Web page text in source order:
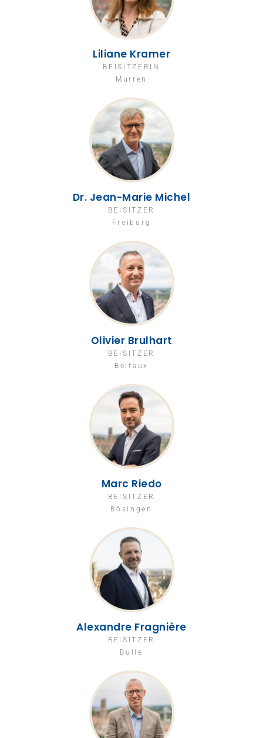
Liliane Kramer
BEISITZERIN
Murten
Dr. Jean-Marie Michel
BEISITZER
Freiburg
Olivier Brulhart
BEISITZER
Belfaux
Marc Riedo
BEISITZER
Bösingen
Alexandre Fragnière
BEISITZER
Bulle